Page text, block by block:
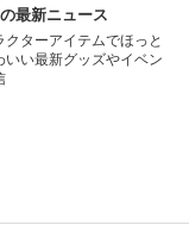
最新ニュース
ターアイテムでほっと
いい最新グッズやイベン